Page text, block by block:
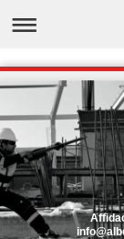
Affidaci